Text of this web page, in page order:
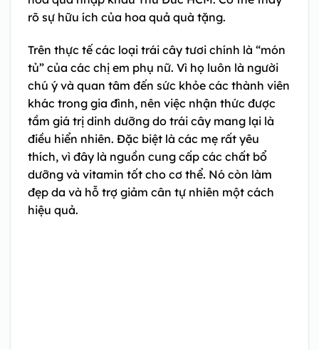
rõ sự hữu ích của hoa quả quà tặng.
Trên thực tế các loại trái cây tươi chính là “món
tủ” của các chị em phụ nữ. Vì họ luôn là người
chú ý và quan tâm đến sức khỏe các thành viên
khác trong gia đình, nên việc nhận thức được
tầm giá trị dinh dưỡng do trái cây mang lại là
điều hiển nhiên. Đặc biệt là các mẹ rất yêu
thích, vì đây là nguồn cung cấp các chất bổ
dưỡng và vitamin tốt cho cơ thể. Nó còn làm
đẹp da và hỗ trợ giảm cân tự nhiên một cách
hiệu quả.